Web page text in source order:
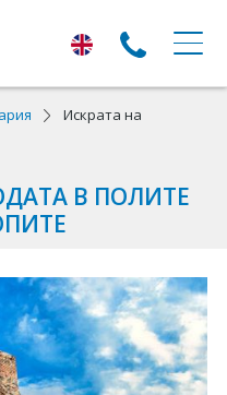
Искрата на
В ПОЛИТЕ